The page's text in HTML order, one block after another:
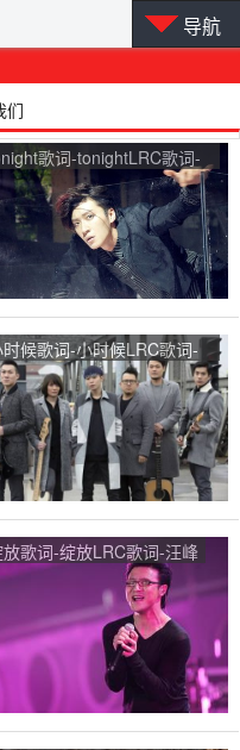
导航
歌词-tonightLRC歌词-
任梁
候歌词-小时候LRC歌词-
绿
歌词-绽放LRC歌词-汪峰